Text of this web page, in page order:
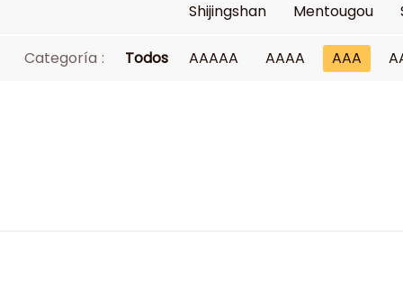
Shijingshan
Mentougou
Categoría : Todos AAAAA AAAA AAA